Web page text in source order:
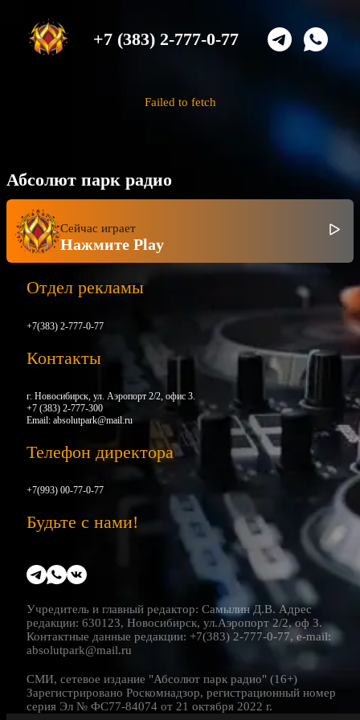
+7 (383) 2-777-0-77
Failed to fetch
Абсолют парк радио
Сейчас играет
Нажмите Play
Отдел рекламы
+7(383) 2-777-0-77
Контакты
г. Новосибирск, ул. Аэропорт 2/2, офис 3.
+7 (383) 2-777-300
Email: absolutpark@mail.ru
Телефон директора
+7(993) 00-77-0-77
Будьте с нами!
Учредитель и главный редактор: Самылин Д.В. Адрес
редакции: 630123, Новосибирск, ул.Аэропорт 2/2, оф 3.
Контактные данные редакции: +7(383) 2-777-0-77, e-mail:
absolutpark@mail.ru
СМИ, сетевое издание "Абсолют парк радио" (16+)
Зарегистрировано Роскомнадзор, регистрационный номер
серия Эл № ФС77-84074 от 21 октября 2022 г.